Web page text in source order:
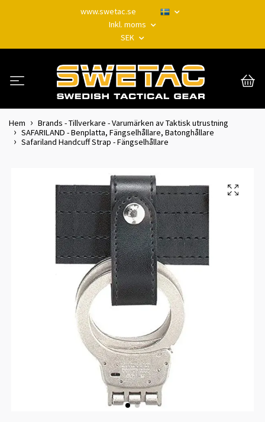
www.swetac.se
Inkl. moms
SEK
Hem
Brands - Tillverkare - Varumärken av Taktisk utrustning
SAFARILAND - Benplatta, Fängselhållare, Batonghållare
Safariland Handcuff Strap - Fängselhållare